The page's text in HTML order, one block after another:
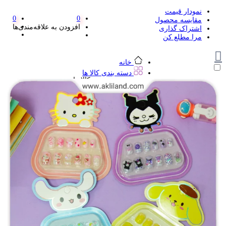
نمودار قیمت
مقایسه محصول
اشتراک گذاری
مرا مطلع کن
0
افزودن به علاقه‌مندی‌ها
0
خانه
دسته بندی کالا ها
دسته بندی کالا ها
لوازم تحریر و هنر
لوازم تحریر و هنر
مداد
پاک کن و غلط گیر
مداد تراش
اتود و نوک
روان نویس فانتزی
خودکار و خودکار فشاری
ماژیک ها
دفترچه یادداشت
استیکر
استیک نوت
خط کش و گونیا
کیف غذا
کوله پشتی
چسب
کاتر فانتزی
بوک مارک
ماشین حساب